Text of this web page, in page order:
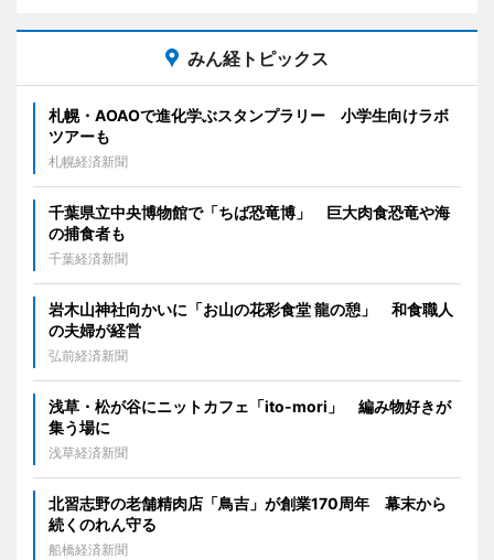
みん経トピックス
札幌・AOAOで進化学ぶスタンプラリー 小学生向けラボ
ツアーも
札幌経済新聞
千葉県立中央博物館で「ちば恐竜博」 巨大肉食恐竜や海
の捕食者も
千葉経済新聞
岩木山神社向かいに「お山の花彩食堂 龍の憩」 和食職人
の夫婦が経営
弘前経済新聞
浅草・松が谷にニットカフェ「ito-mori」 編み物好きが
集う場に
浅草経済新聞
北習志野の老舗精肉店「鳥吉」が創業170周年 幕末から
続くのれん守る
船橋経済新聞